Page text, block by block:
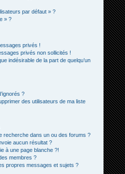
par défaut » ?
» ?
privés !
privés non sollicités !
indésirable de la part de quelqu’un
?
des utilisateurs de ma liste
recherche dans un ou des forums ?
aucun résultat ?
à une page blanche ?!
membres ?
propres messages et sujets ?